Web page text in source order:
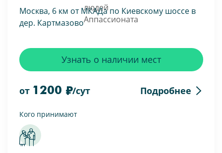
Москва, 6 км от МКАДа по Киевскому шоссе в
дер. Картмазово
от 1200 /сут Подробнее
Узнать о наличии мест
Кого принимают